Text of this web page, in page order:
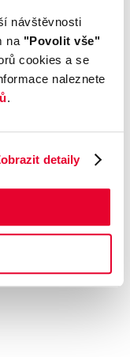
návštěvnosti
na "Povolit vše"
cookies a se
naleznete
.
detaily